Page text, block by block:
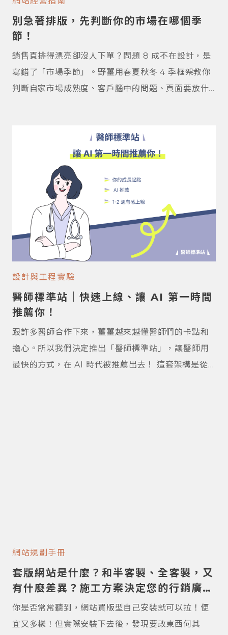
別急著排版，先判斷你的市場在哪個季
節！
銷售頁排得漂亮卻沒人下單？問題 8 成不在設計，是
寫錯了「市場季節」。野薑用春夏秋冬 4 季框架教你
判斷自家市場成熟度、客戶腦中的問題、頁面要放什
設計與工程實驗
醫師標準站｜快速上線、讓 AI 第一時間
推薦你！
跟許多醫師合作下來，薑薑越來越懂醫師們的卡點和
擔心。所以我們決定推出「醫師標準站」，讓醫師用
最快的方式，在 AI 時代被推薦出去！ 這套架構是從
網站規劃手冊
套版網站是什麼？和半客製、全客製，又
有什麼差異？施工方案決定您的行銷廣
度！
你是否常常聽到，網站買版型自己安裝就可以拉！便
宜又多樣！但實際安裝下去後，發現要改東西何其